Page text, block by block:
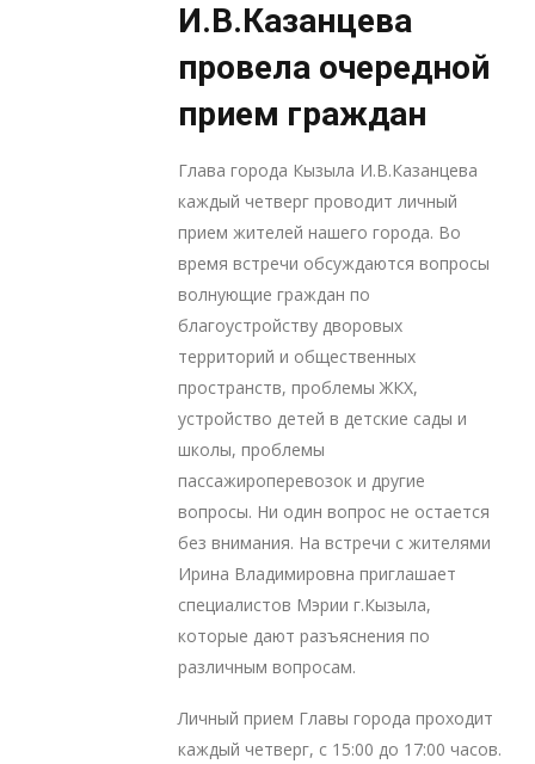
И.В.Казанцева
провела очередной
прием граждан
Глава города Кызыла И.В.Казанцева
каждый четверг проводит личный
прием жителей нашего города. Во
время встречи обсуждаются вопросы
волнующие граждан по
благоустройству дворовых
территорий и общественных
пространств, проблемы ЖКХ,
устройство детей в детские сады и
школы, проблемы
пассажироперевозок и другие
вопросы. Ни один вопрос не остается
без внимания. На встречи с жителями
Ирина Владимировна приглашает
специалистов Мэрии г.Кызыла,
которые дают разъяснения по
различным вопросам.
Личный прием Главы города проходит
каждый четверг, с 15:00 до 17:00 часов.